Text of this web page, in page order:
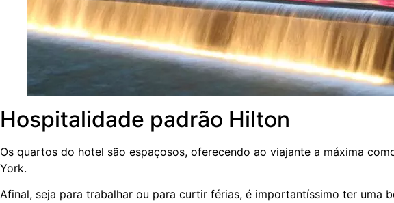
Hospitalidade padrão Hilton
Os quartos do hotel são espaçosos, oferecendo ao viajante a máxima
York.
Afinal, seja para trabalhar ou para curtir férias, é importantíssimo ter uma